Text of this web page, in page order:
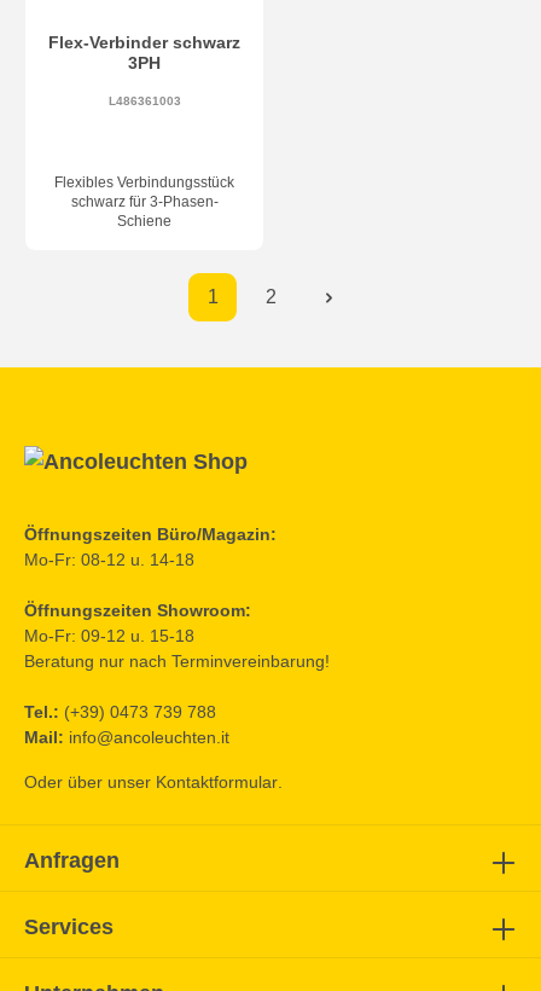
Flex-Verbinder schwarz
3PH
L486361003
Flexibles Verbindungsstück
schwarz für 3-Phasen-
Schiene
1 2
Öffnungszeiten Büro/Magazin:
Mo-Fr: 08-12 u. 14-18
Öffnungszeiten Showroom:
Mo-Fr: 09-12 u. 15-18
Beratung nur nach Terminvereinbarung!
Tel.: (+39) 0473 739 788
Mail: info@ancoleuchten.it
Oder über unser Kontaktformular
Anfragen
Services